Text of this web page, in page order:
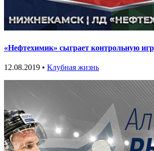
«Нефтехимик» сыграет контрольную
12.08.2019 • Клубная жизнь